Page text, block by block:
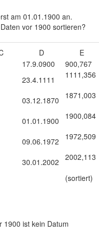
am 01.01.1900 an.
vor 1900 sortieren?
D
E
17.9.0900
900,767
23.4.1111 1111,356
03.12.1870 1871,003
01.01.1900 1900,084
09.06.1972 1972,509
30.01.2002 2002,113
(sortiert)
1900 ist kein Datum